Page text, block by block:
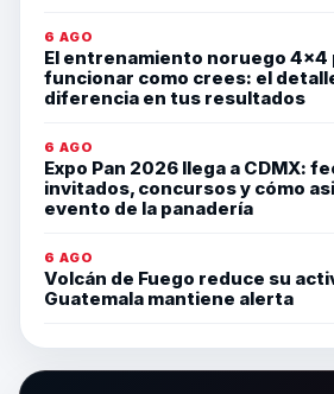
6 AGO
El entrenamiento noruego 4×4
funcionar como crees: el
diferencia en tus resultados
6 AGO
Expo Pan 2026 llega a CDMX:
invitados, concursos y cómo
evento de la panadería
6 AGO
Volcán de Fuego reduce su
Guatemala mantiene alerta